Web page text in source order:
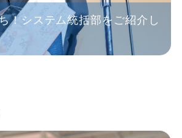
！システム統括部をご紹介し